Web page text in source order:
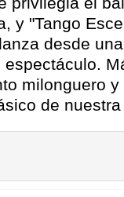
y "Tango
desde
milonguero
de